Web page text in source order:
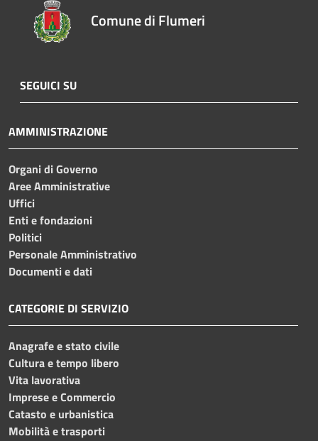
Comune di Flumeri
SEGUICI SU
AMMINISTRAZIONE
Organi di Governo
Aree Amministrative
Uffici
Enti e fondazioni
Politici
Personale Amministrativo
Documenti e dati
CATEGORIE DI SERVIZIO
Anagrafe e stato civile
Cultura e tempo libero
Vita lavorativa
Imprese e Commercio
Catasto e urbanistica
Mobilità e trasporti